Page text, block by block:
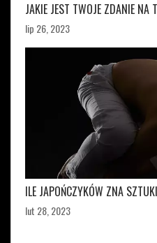
JAKIE JEST TWOJE ZDANIE NA
lip 26, 2023
ILE JAPOŃCZYKÓW ZNA
lut 28, 2023